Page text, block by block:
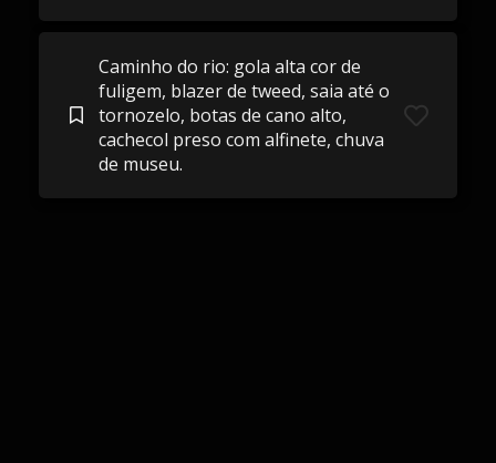
Caminho do rio: gola alta cor de
fuligem, blazer de tweed, saia até o
tornozelo, botas de cano alto,
cachecol preso com alfinete, chuva
de museu.